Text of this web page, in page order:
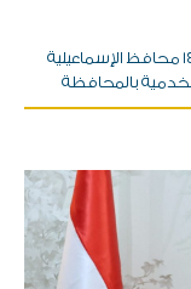
استعدادًا لعيد الأضحى المبارك للعام الهجري ١٤٤٧ محافظ الإسماعيلية
بالمحافظة